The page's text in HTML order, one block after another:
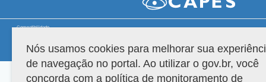
Compatibilidade
Versão do sistema: 3.88.9 Copyright 2022 Capes. Todos os direitos reservados.
Nós usamos cookies para melhorar sua
de navegação no portal. Ao utilizar o gov.br, você
concorda com a política de monitoramento de